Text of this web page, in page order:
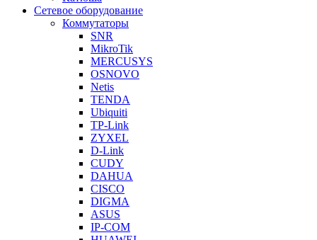
Сетевое оборудование
Коммутаторы
SNR
MikroTik
MERCUSYS
OSNOVO
Netis
TENDA
Ubiquiti
TP-Link
ZYXEL
D-Link
CUDY
DAHUA
CISCO
DIGMA
ASUS
IP-COM